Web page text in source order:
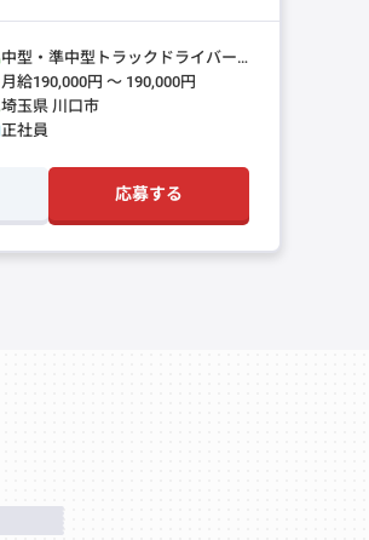
中型・準中型トラックドライバー
(4t～)
月給190,000円 〜 190,000円
埼玉県川口市
正社員
応募する